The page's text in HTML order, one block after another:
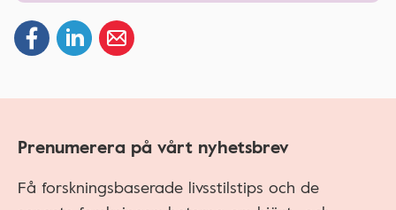
Prenumerera på vårt nyhetsbrev
Få forskningsbaserade livsstilstips och de